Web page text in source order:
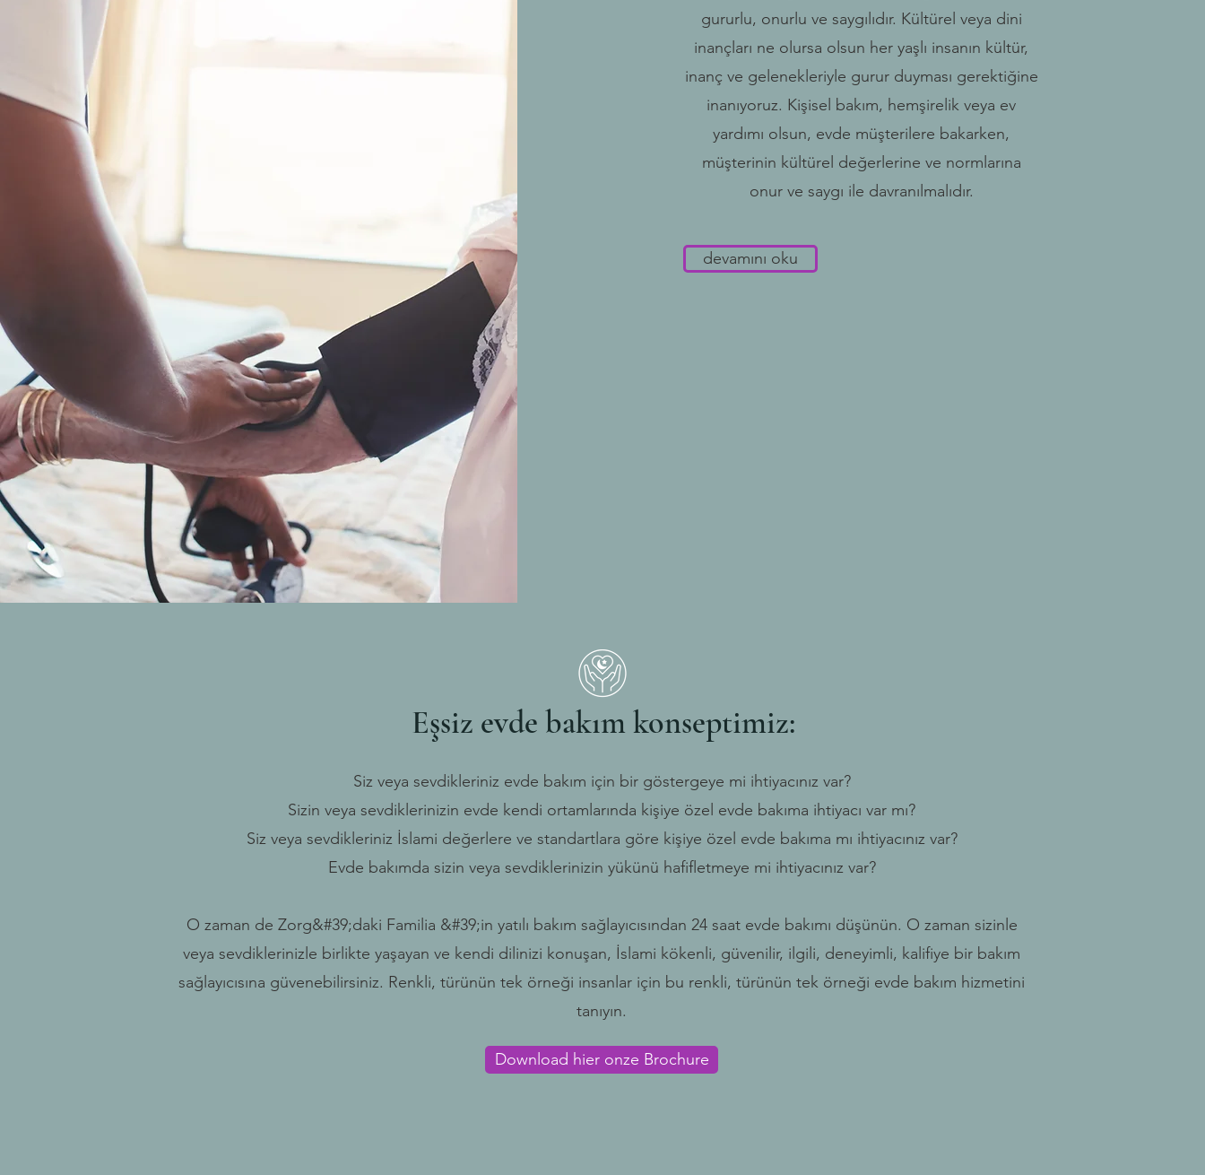
gururlu, onurlu ve saygılıdır. Kültürel veya dini
inançları ne olursa olsun her yaşlı insanın kültür,
inanç ve gelenekleriyle gurur duyması gerektiğine
inanıyoruz. Kişisel bakım, hemşirelik veya ev
yardımı olsun, evde müşterilere bakarken,
müşterinin kültürel değerlerine ve normlarına
onur ve saygı ile davranılmalıdır.
devamını oku
Eşsiz evde bakım konseptimiz:
Siz veya sevdikleriniz evde bakım için bir göstergeye mi ihtiyacınız var?
Sizin veya sevdiklerinizin evde kendi ortamlarında kişiye özel evde bakıma ihtiyacı var mı?
Siz veya sevdikleriniz İslami değerlere ve standartlara göre kişiye özel evde bakıma mı ihtiyacınız var?
Evde bakımda sizin veya sevdiklerinizin yükünü hafifletmeye mi ihtiyacınız var?
O zaman de Zorg&#39;daki Familia &#39;in yatılı bakım sağlayıcısından 24 saat evde bakımı düşünün. O zaman sizinle
veya sevdiklerinizle birlikte yaşayan ve kendi dilinizi konuşan, İslami kökenli, güvenilir, ilgili, deneyimli, kalifiye bir bakım
sağlayıcısına güvenebilirsiniz. Renkli, türünün tek örneği insanlar için bu renkli, türünün tek örneği evde bakım hizmetini
tanıyın.
Download hier onze Brochure